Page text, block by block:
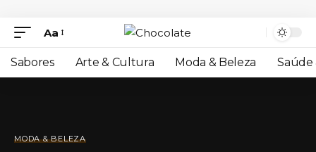
Aa
Sabores Arte & Cultura Moda & Beleza Saúde
MODA & BELEZA